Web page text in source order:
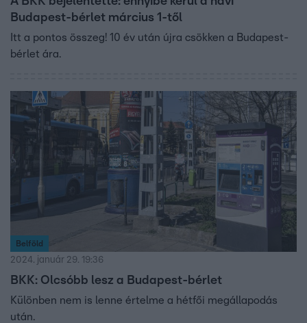
Budapest-bérlet március 1-től
Itt a pontos összeg! 10 év után újra csökken a Budapest-
bérlet ára.
Belföld
2024. január 29. 19:36
BKK: Olcsóbb lesz a Budapest-bérlet
Különben nem is lenne értelme a hétfői megállapodás
után.